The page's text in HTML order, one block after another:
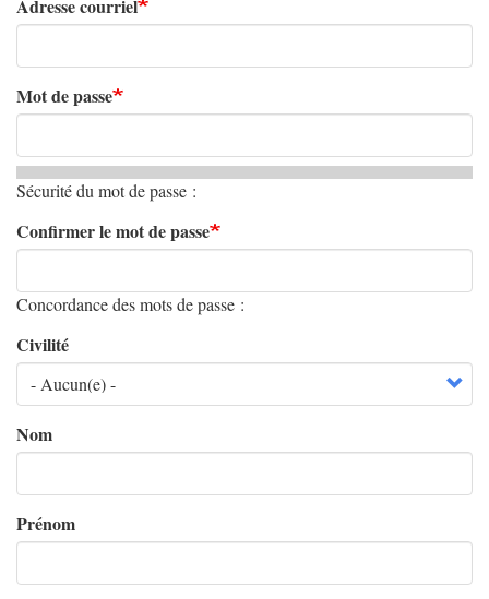
Adresse courriel
Mot de passe
Sécurité du mot de passe :
Confirmer le mot de passe
Concordance des mots de passe :
Civilité
Nom
Prénom